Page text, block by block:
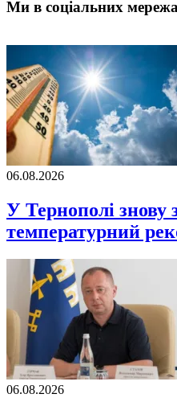
Ми в соціальних
06.08.2026
У Тернополі знову
температурний
06.08.2026